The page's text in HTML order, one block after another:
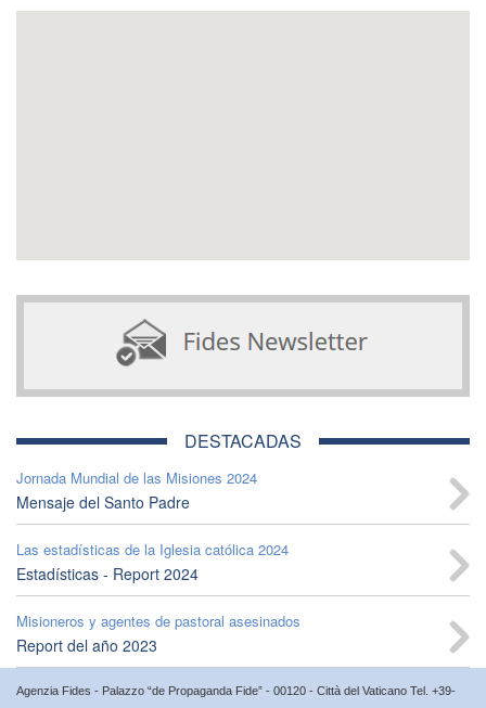
DESTACADAS
Jornada Mundial de las Misiones 2024
Mensaje del Santo Padre
Las estadísticas de la Iglesia católica 2024
Estadísticas - Report 2024
Misioneros y agentes de pastoral asesinados
Report del año 2023
Agenzia Fides - Palazzo “de Propaganda Fide” - 00120 - Città del Vaticano Tel. +39-